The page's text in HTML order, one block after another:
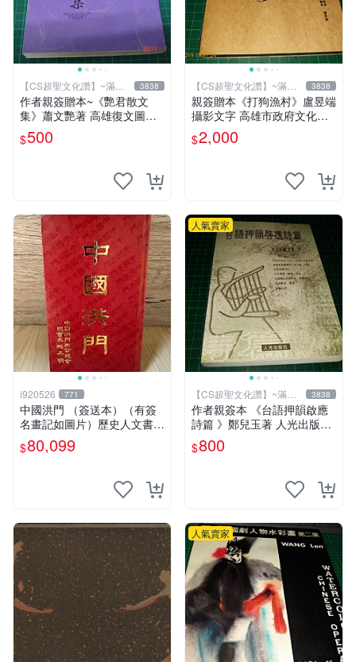
【CS超聖文化讚】~滿千
元送運
3838
作者親簽贈本~《艷君散文
集》蕭文艷著 高雄復文圖書
1997年修訂版 【CS超聖文化
讚】
$500
【CS超聖文化讚】~滿千
元送運
3838
親簽贈本《打狗漁村》盧昱端
攝影文字 高雄市政府文化局
2013年初版 【CS超聖文化
讚】
$2,000
i920526 771
中國洪門 （簽送本）（有簽
名畫記如圖片）歷史人文書籍
早期書 中國洪門聯合總會 二
手書
$80,099
人氣賣家
【CS超聖文化讚】~滿千
元送運
3838
作者親簽本 《台語押韻啟應
詩篇 》鄭兒玉著 人光出版社
2002年初版 9成新 【CS超聖
文化讚】
$800
人氣賣家